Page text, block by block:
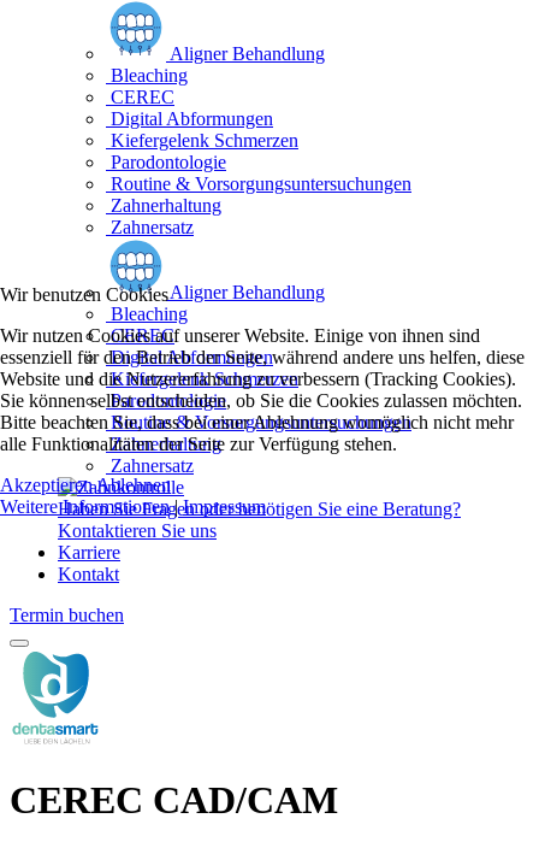
Aligner Behandlung
Bleaching
CEREC
Digital Abformungen
Kiefergelenk Schmerzen
Parodontologie
Routine & Vorsorgungsuntersuchungen
Zahnerhaltung
Zahnersatz
Aligner Behandlung
Bleaching
CEREC
Digital Abformungen
Kiefergelenk Schmerzen
Parodontologie
Routine & Vorsorgungsuntersuchungen
Zahnerhaltung
Zahnersatz
Haben Sie Fragen oder benötigen Sie eine Beratung?
Kontaktieren Sie uns
Karriere
Kontakt
Termin buchen
CEREC CAD/CAM
Wir benutzen Cookies
Wir nutzen Cookies auf unserer Website. Einige von ihnen sind
essenziell für den Betrieb der Seite, während andere uns helfen, diese
Website und die Nutzererfahrung zu verbessern (Tracking Cookies).
Sie können selbst entscheiden, ob Sie die Cookies zulassen möchten.
Bitte beachten Sie, dass bei einer Ablehnung womöglich nicht mehr
alle Funktionalitäten der Seite zur Verfügung stehen.
Akzeptieren Ablehnen
Weitere Informationen|Impressum